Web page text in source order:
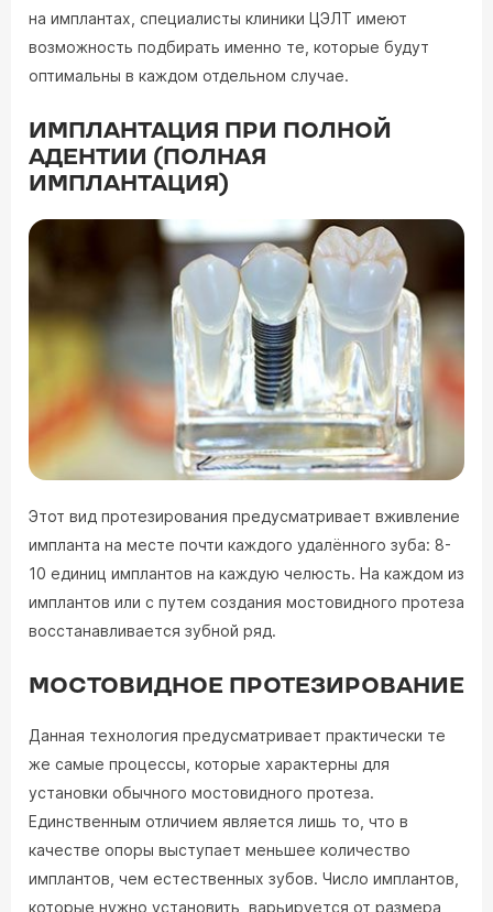
на имплантах, специалисты клиники ЦЭЛТ имеют
возможность подбирать именно те, которые будут
оптимальны в каждом отдельном случае.
ИМПЛАНТАЦИЯ ПРИ ПОЛНОЙ
АДЕНТИИ (ПОЛНАЯ
ИМПЛАНТАЦИЯ)
Этот вид протезирования предусматривает вживление
импланта на месте почти каждого удалённого зуба: 8-
10 единиц имплантов на каждую челюсть. На каждом из
имплантов или с путем создания мостовидного протеза
восстанавливается зубной ряд.
МОСТОВИДНОЕ ПРОТЕЗИРОВАНИЕ
Данная технология предусматривает практически те
же самые процессы, которые характерны для
установки обычного мостовидного протеза.
Единственным отличием является лишь то, что в
качестве опоры выступает меньшее количество
имплантов, чем естественных зубов. Число имплантов,
которые нужно установить, варьируется от размера